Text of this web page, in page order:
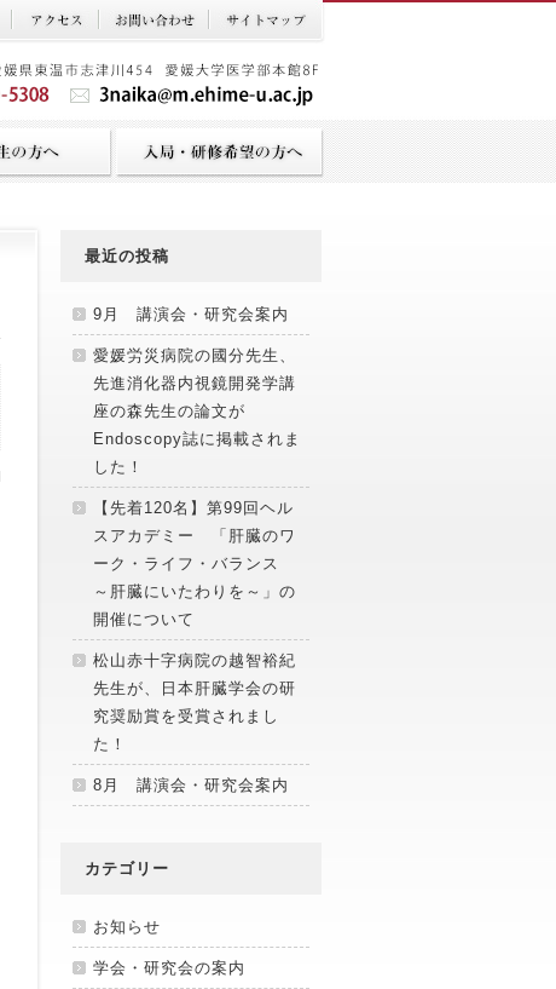
最近の投稿
9月 講演会・研究会案内
愛媛労災病院の國分先生、
先進消化器内視鏡開発学講
座の森先生の論文が
Endoscopy誌に掲載されま
した！
【先着120名】第99回ヘル
スアカデミー 「肝臓のワ
ーク・ライフ・バランス
～肝臓にいたわりを～」の
開催について
松山赤十字病院の越智裕紀
先生が、日本肝臓学会の研
究奨励賞を受賞されまし
た！
8月 講演会・研究会案内
カテゴリー
お知らせ
学会・研究会の案内